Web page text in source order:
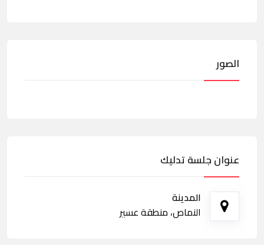
الصور
عنوان جلسة تدليك
المدينة
النماص، منطقة عسير